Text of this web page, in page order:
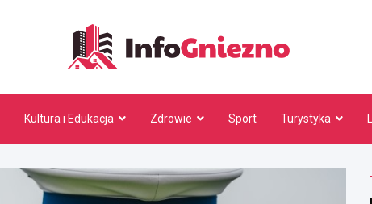
Kultura i Edukacja Zdrowie Sport Turystyka